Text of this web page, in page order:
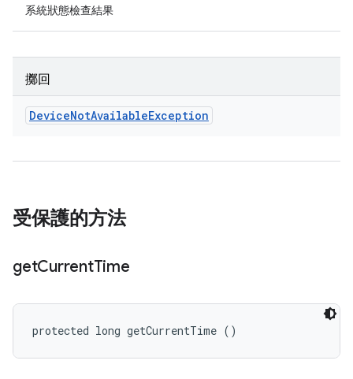
系統狀態檢查結果
擲回
DeviceNotAvailableException
受保護的方法
getCurrentTime
protected long getCurrentTime ()